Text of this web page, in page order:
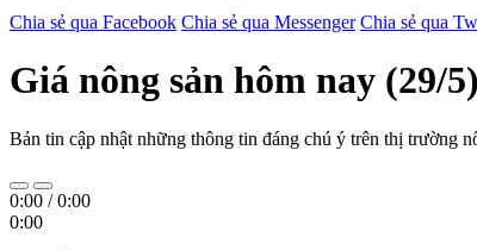
Chia sẻ qua Facebook Chia sẻ qua Messenger Chia sẻ qua
Giá nông sản hôm nay (29/
Bản tin cập nhật những thông tin đáng chú ý trên thị trường
0:00 /0:00
0:00